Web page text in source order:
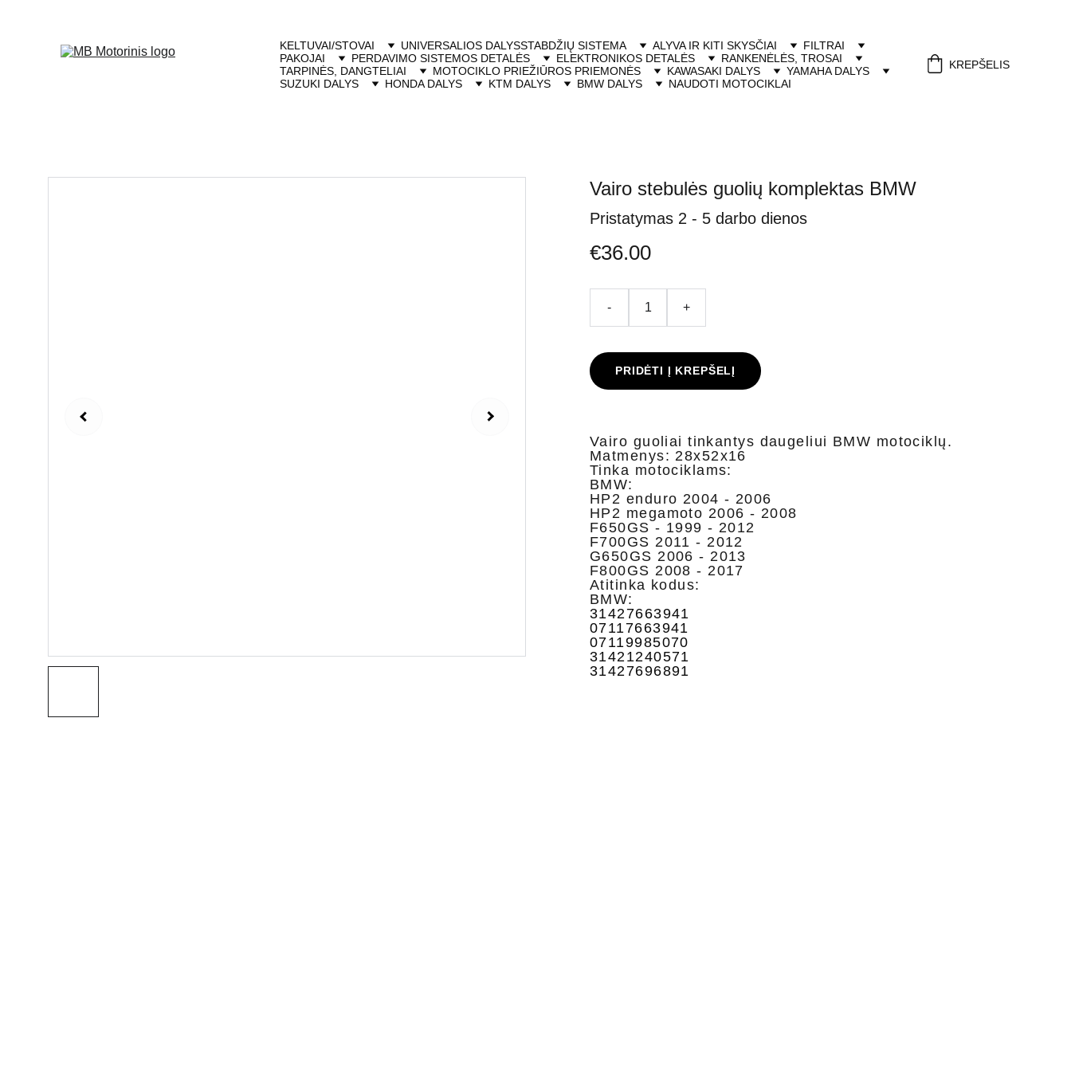
KELTUVAI/STOVAI UNIVERSALIOS DALYSSTABDŽIŲ SISTEMA ALYVA IR KITI SKYSČIAI
FILTRAI
PAKOJAI
PERDAVIMO SISTEMOS DETALĖS ELEKTRONIKOS DETALĖS
RANKENĖLĖS, TROSAI
TARPINĖS, DANGTELIAI
MOTOCIKLO PRIEŽIŪROS PRIEMONĖS KAWASAKI DALYS
YAMAHA DALYS
SUZUKI DALYS
HONDA DALYS KTM DALYS BMW DALYS NAUDOTI MOTOCIKLAI
KREPŠELIS
Vairo stebulės guolių komplektas BMW
Pristatymas 2 - 5 darbo dienos
€36.00
- +
PRIDĖTI Į KREPŠELĮ
Vairo guoliai tinkantys daugeliui BMW motociklų.
Matmenys: 28x52x16
Tinka motociklams:
BMW:
HP2 enduro 2004 - 2006
HP2 megamoto 2006 - 2008
F650GS - 1999 - 2012
F700GS 2011 - 2012
G650GS 2006 - 2013
F800GS 2008 - 2017
Atitinka kodus:
BMW:
31427663941
07117663941
07119985070
31421240571
31427696891